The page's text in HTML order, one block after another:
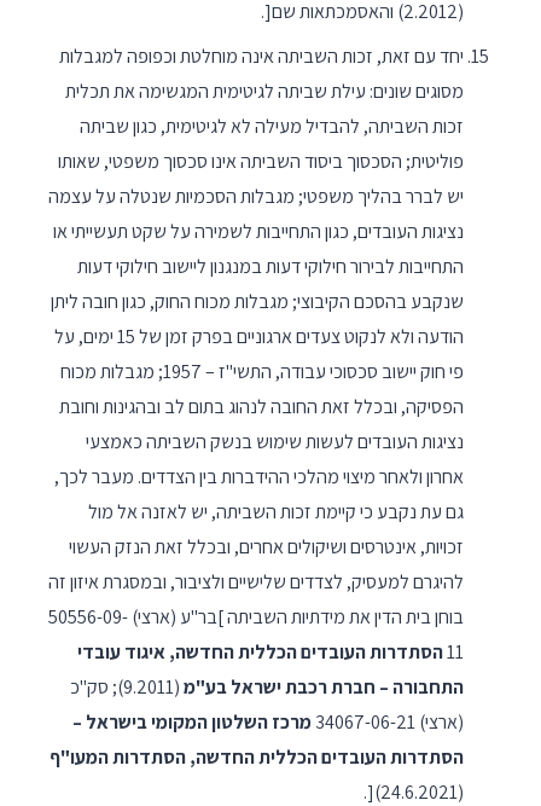
(2.2012) והאסמכתאות שם[.
יחד עם זאת, זכות השביתה אינה מוחלטת וכפופה למגבלות
מסוגים שונים: עילת שביתה לגיטימית המגשימה את תכלית
זכות השביתה, להבדיל מעילה לא לגיטימית, כגון שביתה
פוליטית; הסכסוך ביסוד השביתה אינו סכסוך משפטי, שאותו
יש לברר בהליך משפטי; מגבלות הסכמיות שנטלה על עצמה
נציגות העובדים, כגון התחייבות לשמירה על שקט תעשייתי או
התחייבות לבירור חילוקי דעות במנגנון ליישוב חילוקי דעות
שנקבע בהסכם הקיבוצי; מגבלות מכוח החוק, כגון חובה ליתן
הודעה ולא לנקוט צעדים ארגוניים בפרק זמן של 15 ימים, על
פי חוק יישוב סכסוכי עבודה, התשי"ז – 1957; מגבלות מכוח
הפסיקה, ובכלל זאת החובה לנהוג בתום לב ובהגינות וחובת
נציגות העובדים לעשות שימוש בנשק השביתה כאמצעי
אחרון ולאחר מיצוי מהלכי ההידברות בין הצדדים. מעבר לכך,
גם עת נקבע כי קיימת זכות השביתה, יש לאזנה אל מול
זכויות, אינטרסים ושיקולים אחרים, ובכלל זאת הנזק העשוי
להיגרם למעסיק, לצדדים שלישיים ולציבור, ובמסגרת איזון זה
בוחן בית הדין את מידתיות השביתה ]בר"ע (ארצי) 50556-09-
11הסתדרות העובדים הכללית החדשה, איגוד עובדי
התחבורה – חברת רכבת ישראל בע"מ
(9.2011); סק"כ
(ארצי) 34067-06-21
מרכז השלטון המקומי בישראל –
הסתדרות העובדים הכללית החדשה, הסתדרות המעו"ף
(24.6.2021)[.